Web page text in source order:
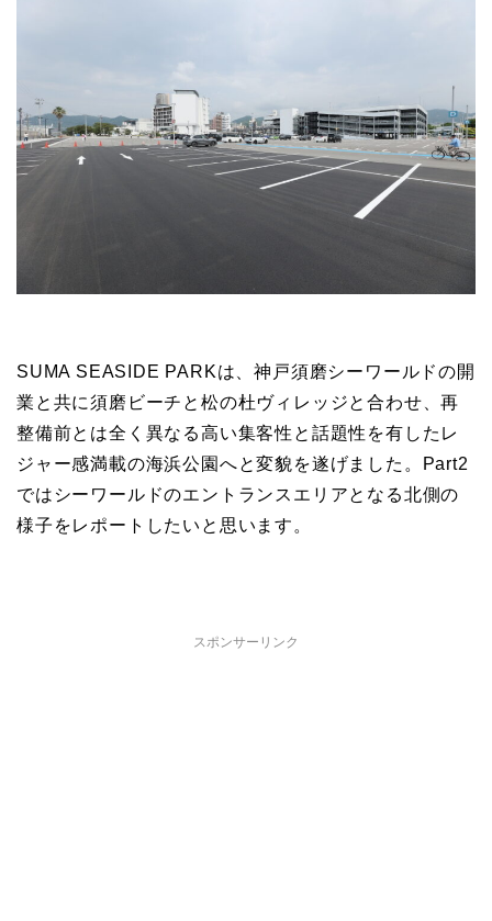
SUMA SEASIDE PARKは、神戸須磨シーワールドの開
業と共に須磨ビーチと松の杜ヴィレッジと合わせ、再
整備前とは全く異なる高い集客性と話題性を有したレ
ジャー感満載の海浜公園へと変貌を遂げました。Part2
ではシーワールドのエントランスエリアとなる北側の
様子をレポートしたいと思います。
スポンサーリンク